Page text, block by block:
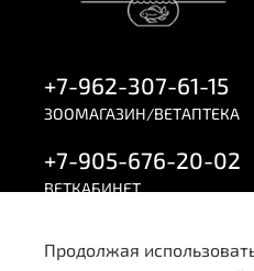
+7-962-307-61-15
ЗООМАГАЗИН/ВЕТАПТЕКА
+7-905-676-20-02
ВЕТКАБИНЕТ
Продолжая